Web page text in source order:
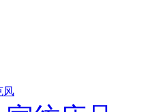
风